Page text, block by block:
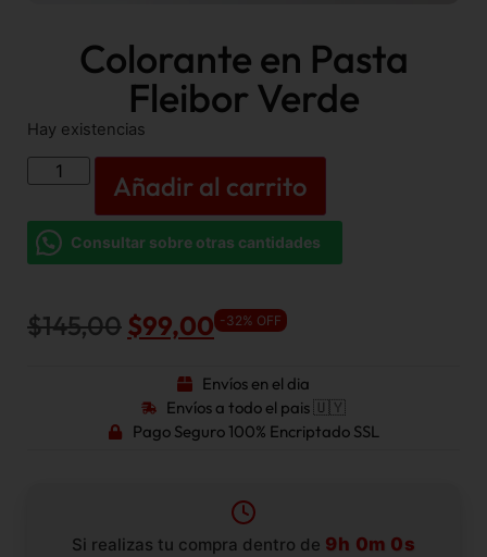
Colorante en Pasta
Fleibor Verde
Hay existencias
Añadir al carrito
Consultar sobre otras cantidades
$145,00 $99,00 -32% OFF
Envíos en el dia
Envíos a todo el pais 🇺🇾
Pago Seguro 100% Encriptado SSL
Si realizas tu compra dentro de 9h 0m 0s